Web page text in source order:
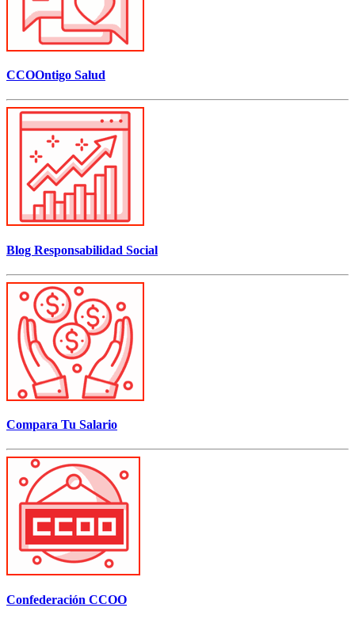
CCOOntigo Salud
Blog Responsabilidad Social
Compara Tu Salario
Confederación CCOO